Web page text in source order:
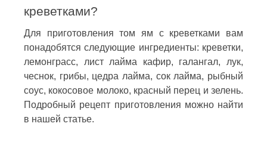
креветками?
Для приготовления том ям с креветками вам
понадобятся следующие ингредиенты: креветки,
лемонграсс, лист лайма кафир, галангал, лук,
чеснок, грибы, цедра лайма, сок лайма, рыбный
соус, кокосовое молоко, красный перец и зелень.
Подробный рецепт приготовления можно найти
в нашей статье.